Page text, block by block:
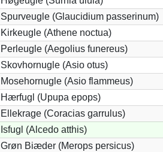
Spurveugle (Glaucidium passerinum)
Kirkeugle (Athene noctua)
Perleugle (Aegolius funereus)
Skovhornugle (Asio otus)
Mosehornugle (Asio flammeus)
Hærfugl (Upupa epops)
Ellekrage (Coracias garrulus)
Isfugl (Alcedo atthis)
Grøn Biæder (Merops persicus)